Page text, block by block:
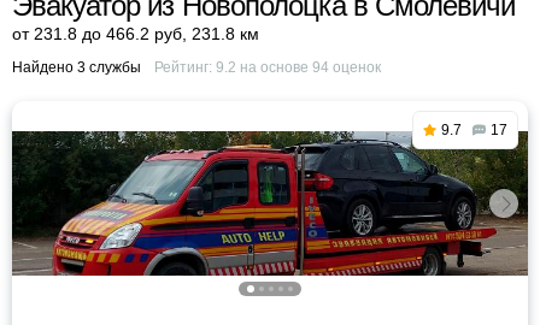
от 231.8 до 466.2 руб 231.8 км
Найдено 3 службы Рейтинг: 9.2 на основе 94оценок
9.7 17